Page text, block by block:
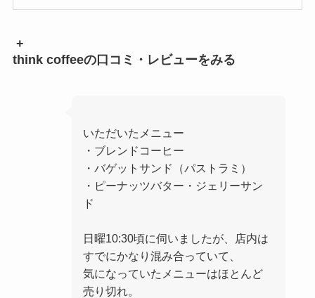
+
think coffeeの口コミ・レビューをみる
いただいたメニュー
・ブレンドコーヒー
・バゲットサンド（パストラミ）
・ピーナッツバター・ジェリーサン
ド
日曜10:30頃に伺いましたが、店内は
すでにかなり混み合っていて、
気になっていたメニューはほとんど
売り切れ。